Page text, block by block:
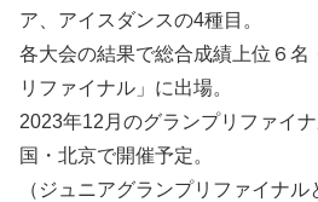
ア、アイスダンスの4種目。
各大会の結果で総合成績上位６名
リファイナル」に出場。
2023年12月のグランプリファイ
国・北京で開催予定。
（ジュニアグランプリファイナル